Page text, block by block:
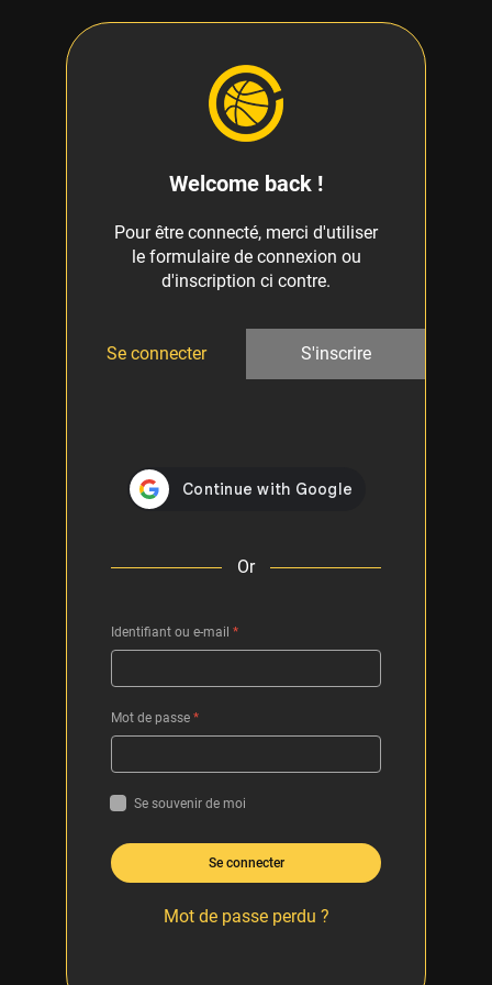
Welcome back !
Pour être connecté, merci d'utiliser
le formulaire de connexion ou
d'inscription ci contre.
Se connecter S'inscrire
Or
Identifiant ou e-mail *
Mot de passe *
Se souvenir de moi
Se connecter
Mot de passe perdu ?